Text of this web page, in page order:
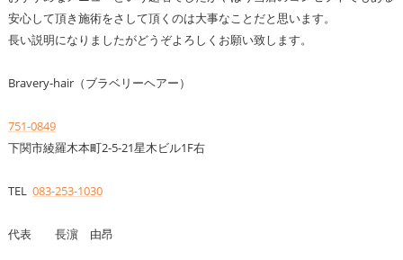
安心して頂き施術をさして頂くのは大事なことだと思います。
長い説明になりましたがどうぞよろしくお願い致します。
Bravery-hair（ブラベリーヘアー）
751-0849
下関市綾羅木本町2-5-21星木ビル1F右
TEL 083-253-1030
代表 長濵 由昂